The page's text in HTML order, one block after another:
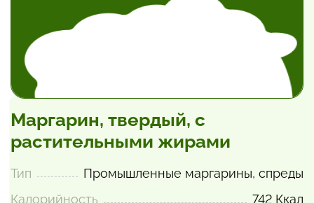
Маргарин, твердый, с
растительными жирами
Тип
Промышленные маргарины, спреды
Калорийность
742 Ккал